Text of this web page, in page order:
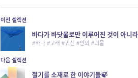
이전 셀렉션
바다가 바닷물로만 이루어진 것이 아니
#바다 #고래 #귀신 #인외 #괴물
다음 셀렉션
절기를 소재로 한 이야기들🍃